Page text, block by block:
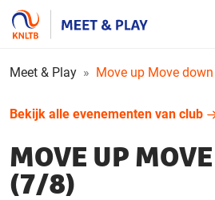
Service
menu
Meet & Play Move up Move
Bekijk alle evenementen van club
MOVE UP
(7/8)